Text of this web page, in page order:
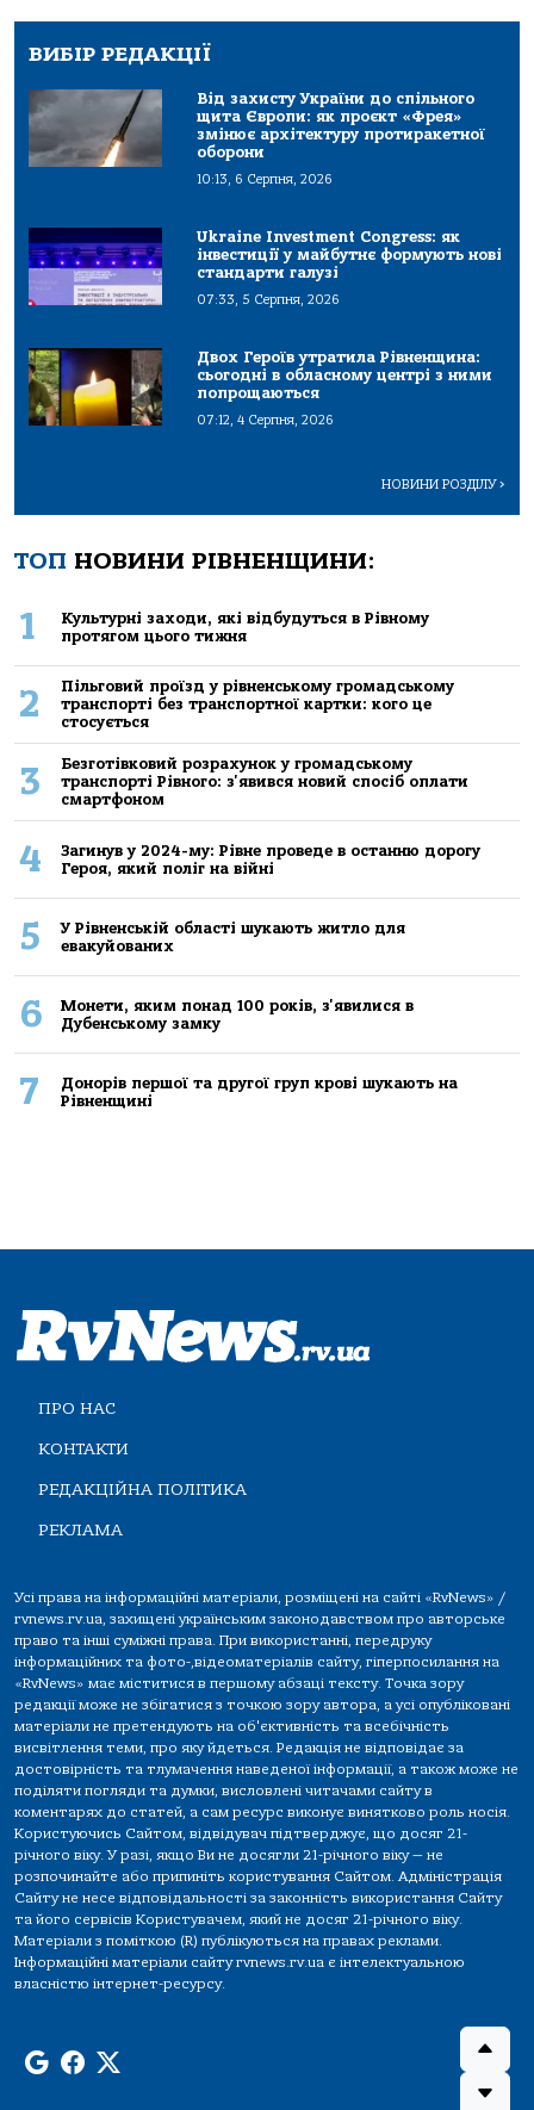
ВИБІР РЕДАКЦІЇ
Від захисту України до спільного
щита Європи: як проєкт «Фрея»
змінює архітектуру протиракетної
оборони
10:13, 6 Серпня, 2026
Ukraine Investment Congress: як
інвестиції у майбутнє формують нові
стандарти галузі
07:33, 5 Серпня, 2026
Двох Героїв утратила Рівненщина:
сьогодні в обласному центрі з ними
попрощаються
07:12, 4 Серпня, 2026
НОВИНИ РОЗДІЛУ>
ТОП НОВИНИ РІВНЕНЩИНИ:
1
Культурні заходи, які відбудуться в Рівному
протягом цього тижня
2
Пільговий проїзд у рівненському громадському
транспорті без транспортної картки: кого це
стосується
3
Безготівковий розрахунок у громадському
транспорті Рівного: з'явився новий спосіб оплати
смартфоном
4
Загинув у 2024-му: Рівне проведе в останню дорогу
Героя, який поліг на війні
5
У Рівненській області шукають житло для
евакуйованих
6
Монети, яким понад 100 років, з'явилися в
Дубенському замку
7
Донорів першої та другої груп крові шукають на
Рівненщині
ПРО НАС
КОНТАКТИ
РЕДАКЦІЙНА ПОЛІТИКА
РЕКЛАМА
Усі права на інформаційні матеріали, розміщені на сайті «RvNews» /
rvnews.rv.ua, захищені українським законодавством про авторське
право та інші суміжні права. При використанні, передруку
інформаційних та фото-,відеоматеріалів сайту, гіперпосилання на
«RvNews» має міститися в першому абзаці тексту. Точка зору
редакції може не збігатися з точкою зору автора, а усі опубліковані
матеріали не претендують на об'єктивність та всебічність
висвітлення теми, про яку йдеться. Редакція не відповідає за
достовірність та тлумачення наведеної інформації, а також може не
поділяти погляди та думки, висловлені читачами сайту в
коментарях до статей, а сам ресурс виконує винятково роль носія.
Користуючись Сайтом, відвідувач підтверджує, що досяг 21-
річного віку. У разі, якщо Ви не досягли 21-річного віку — не
розпочинайте або припиніть користування Сайтом. Адміністрація
Сайту не несе відповідальності за законність використання Сайту
та його сервісів Користувачем, який не досяг 21-річного віку.
Матеріали з поміткою (R) публікуються на правах реклами.
Інформаційні матеріали сайту rvnews.rv.ua є інтелектуальною
власністю інтернет-ресурсу.